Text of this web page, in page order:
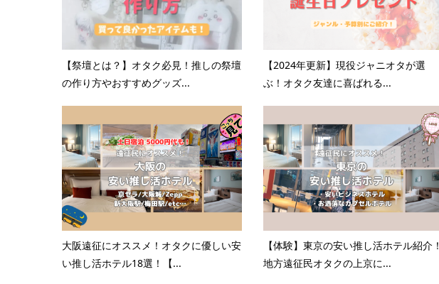
【祭壇とは？】オタク必見！推しの祭壇
の作り方やおすすめグッズ...
【2024年更新】現役ジャニオタが選
ぶ！オタク友達に喜ばれる...
大阪遠征にオススメ！オタクに優しい安
い推し活ホテル18選！【...
【体験】東京の安い推し活ホテル紹介！
地方遠征民オタクの上京に...